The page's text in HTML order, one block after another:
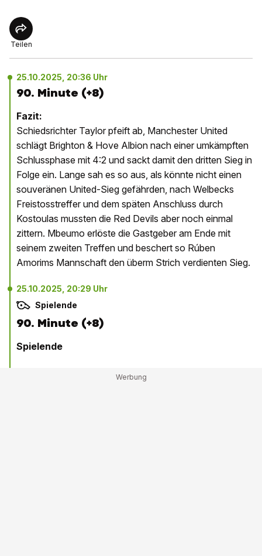
Teilen
25.10.2025, 20:36 Uhr
90. Minute (+8)
Fazit:
Schiedsrichter Taylor pfeift ab, Manchester United
schlägt Brighton & Hove Albion nach einer umkämpften
Schlussphase mit 4:2 und sackt damit den dritten Sieg in
Folge ein. Lange sah es so aus, als könnte nicht einen
souveränen United-Sieg gefährden, nach Welbecks
Freistosstreffer und dem späten Anschluss durch
Kostoulas mussten die Red Devils aber noch einmal
zittern. Mbeumo erlöste die Gastgeber am Ende mit
seinem zweiten Treffen und beschert so Rúben
Amorims Mannschaft den überm Strich verdienten Sieg.
25.10.2025, 20:29 Uhr
Spielende
90. Minute (+8)
Spielende